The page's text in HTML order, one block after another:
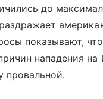
до
показывают,
нападения на
провальной.